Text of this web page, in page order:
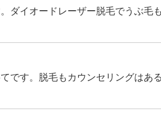
ダイオードレーザー脱毛でうぶ毛
です。脱毛もカウンセリングはあ